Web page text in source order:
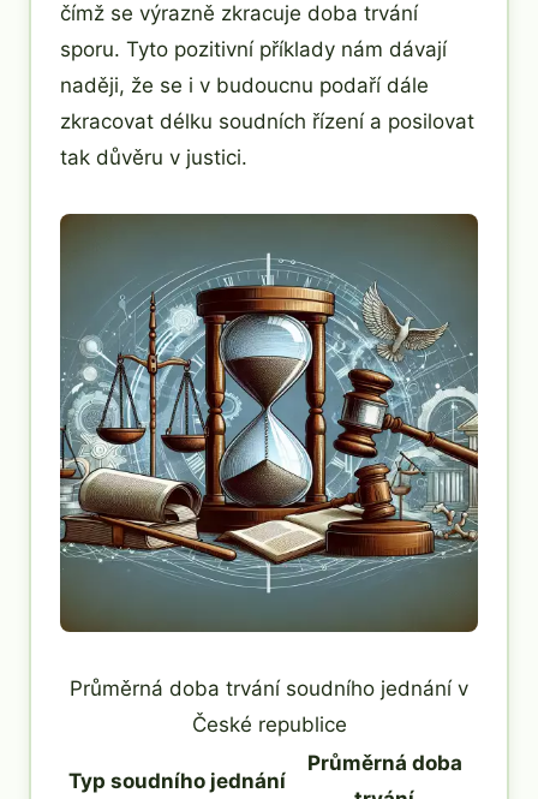
čímž se výrazně zkracuje doba trvání
sporu. Tyto pozitivní příklady nám dávají
naději, že se i v budoucnu podaří dále
zkracovat délku soudních řízení a posilovat
tak důvěru v justici.
Průměrná doba trvání soudního jednání v
České republice
Typ soudního jednání
Průměrná doba